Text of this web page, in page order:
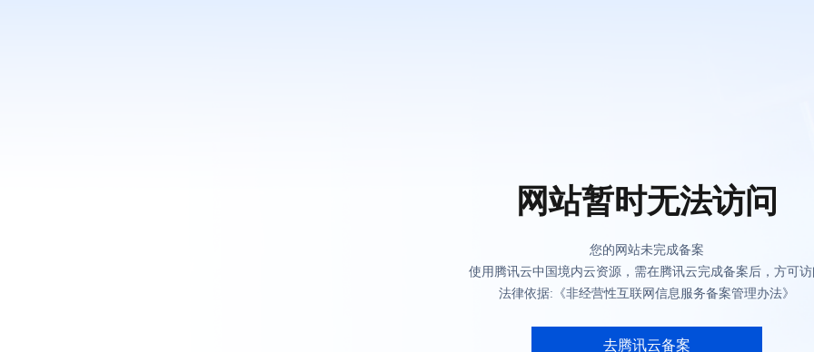
网站暂时无法访问
您的网站未完成备案
使用腾讯云中国境内云资源，需在腾讯云完成备案后，方可
法律依据:《非经营性互联网信息服务备案管理办法》
去腾讯云备案